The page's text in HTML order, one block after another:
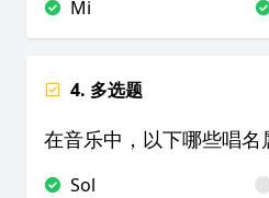
Mi
4. 多选题
在音乐中，以下哪些唱名
Sol